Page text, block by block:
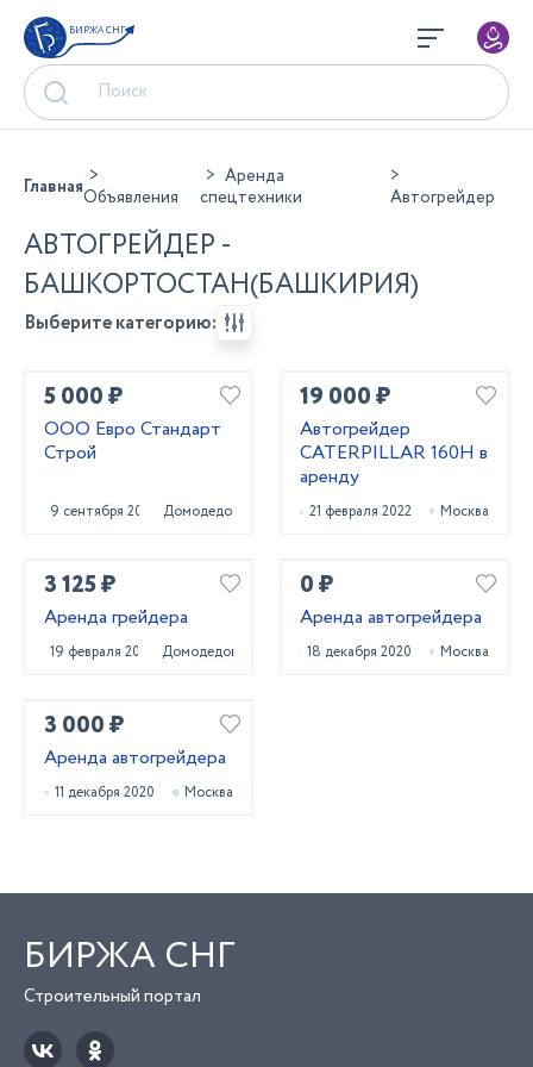
БИРЖА СНГ
ГлавнаяОбъявления
Аренда
спецтехники
Автогрейдер
АВТОГРЕЙДЕР -
БАШКОРТОСТАН(БАШКИРИЯ)
Выберите категорию:
5 000 ₽
ООО Евро Стандарт
Строй
9 сентября 2023 Домодедово
19 000 ₽
Автогрейдер
CATERPILLAR 160H в
аренду
21 февраля 2022 Москва
3 125 ₽
Аренда грейдера
19 февраля 2021 Домодедово
0 ₽
Аренда автогрейдера
18 декабря 2020 Москва
3 000 ₽
Аренда автогрейдера
11 декабря 2020 Москва
БИРЖА СНГ
Строительный портал